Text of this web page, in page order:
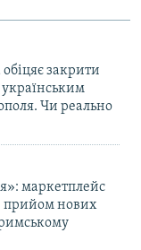
обіцяє закрити
Чи реально
маркетплейс
прийом нових